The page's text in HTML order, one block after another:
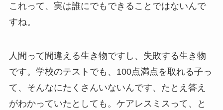
これって、実は誰にでもできることではないんで
すね。
人間って間違える生き物ですし、失敗する生き物
です。学校のテストでも、100点満点を取れる子っ
て、そんなにたくさんいないんです、たとえ答え
がわかっていたとしても。ケアレスミスって、と